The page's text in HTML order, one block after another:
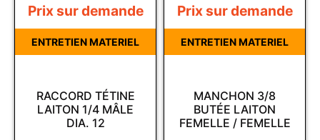
RACCORD TÉTINE
LAITON 1/4 MÂLE
DIA. 12
Prix sur demande
ENTRETIEN MATERIEL
MANCHON 3/8
BUTÉE LAITON
FEMELLE / FEMELLE
Prix sur demande
ENTRETIEN MATERIEL